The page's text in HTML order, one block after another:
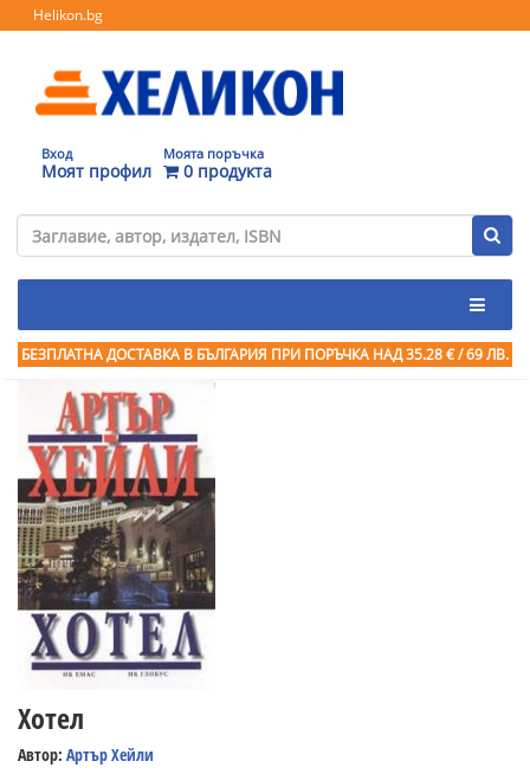
Helikon.bg
Вход
Моят профил
Моята поръчка
0 продукта
БЕЗПЛАТНА ДОСТАВКА В БЪЛГАРИЯ ПРИ ПОРЪЧКА НАД 35.28 € / 69 ЛВ.
Хотел
Автор: Артър Хейли